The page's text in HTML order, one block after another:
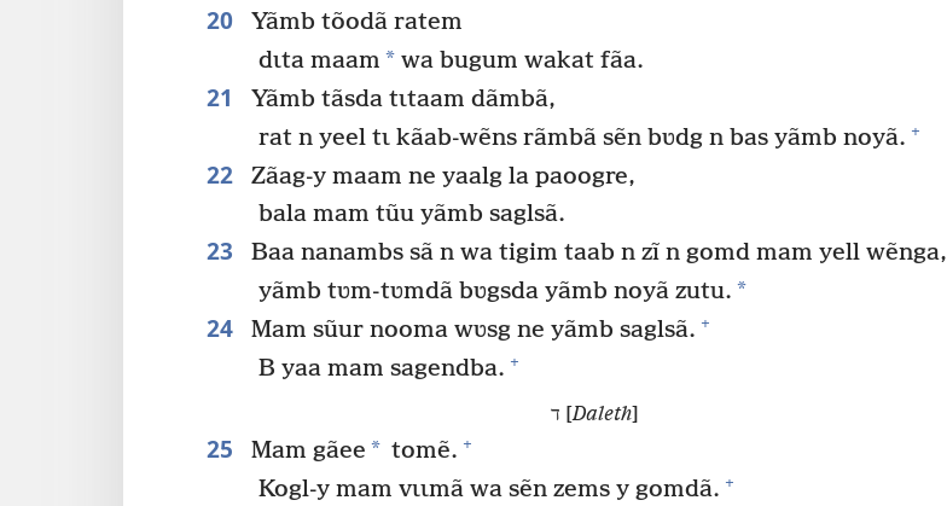
20
Yãmb tõodã ratem
dɩta maam * wa bugum wakat fãa.
21
Yãmb tãsda tɩtaam dãmbã,
rat n yeel tɩ kãab-wẽns rãmbã sẽn bʋdg n bas yãmb noyã. +
22
Zãag-y maam ne yaalg la paoogre,
bala mam tũu yãmb saglsã.
23
Baa nanambs sã n wa tigim taab n zĩ n gomd mam yell wẽnga,
yãmb tʋm-tʋmdã bʋgsda yãmb noyã zutu. *
24 Mam sũur nooma wʋsg ne yãmb saglsã. +
B yaa mam sagendba. +
ד [Daleth]
25 Mam gãee * tomẽ. +
Kogl-y mam vɩɩmã wa sẽn zems y gomdã. +